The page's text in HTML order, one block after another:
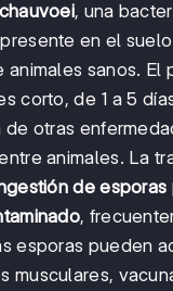
, una
en el
animales sanos. El
corto, de 1 a 5
de otras
animales. La
de esporas
,
esporas pueden
musculares,